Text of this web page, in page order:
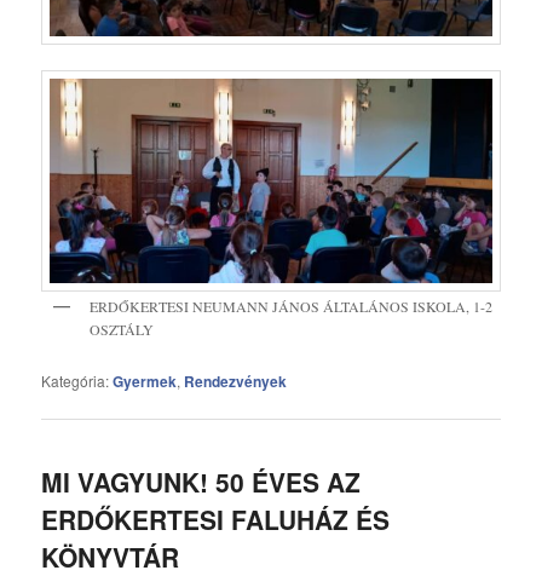
ERDŐKERTESI NEUMANN JÁNOS ÁLTALÁNOS ISKOLA, 1-2
OSZTÁLY
Kategória:Gyermek, Rendezvények
MI VAGYUNK! 50 ÉVES AZ
ERDŐKERTESI FALUHÁZ ÉS
KÖNYVTÁR